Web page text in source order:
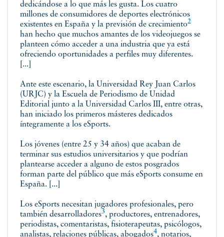
dedicándose a lo que más les gusta. Los cuatro
millones de consumidores de deportes electrónicos
existentes en España y la previsión de crecimiento2
han hecho que muchos amantes de los videojuegos se
planteen cómo acceder a una industria que ya está
ofreciendo oportunidades a perfiles muy diferentes.
[...]
Ante este escenario, la Universidad Rey Juan Carlos
(URJC) y la Escuela de Periodismo de Unidad
Editorial junto a la Universidad Carlos III, entre otras,
han iniciado los primeros másteres dedicados
íntegramente a los eSports.
Los jóvenes (entre 25 y 34 años) que acaban de
terminar sus estudios universitarios y que podrían
plantearse acceder a alguno de estos posgrados
forman parte del público que más eSports consume en
España. [...]
Los eSports necesitan jugadores profesionales, pero
también desarrolladores3, productores, entrenadores,
periodistas, comentaristas, fisioterapeutas, psicólogos,
analistas, relaciones públicas, abogados4, notarios,